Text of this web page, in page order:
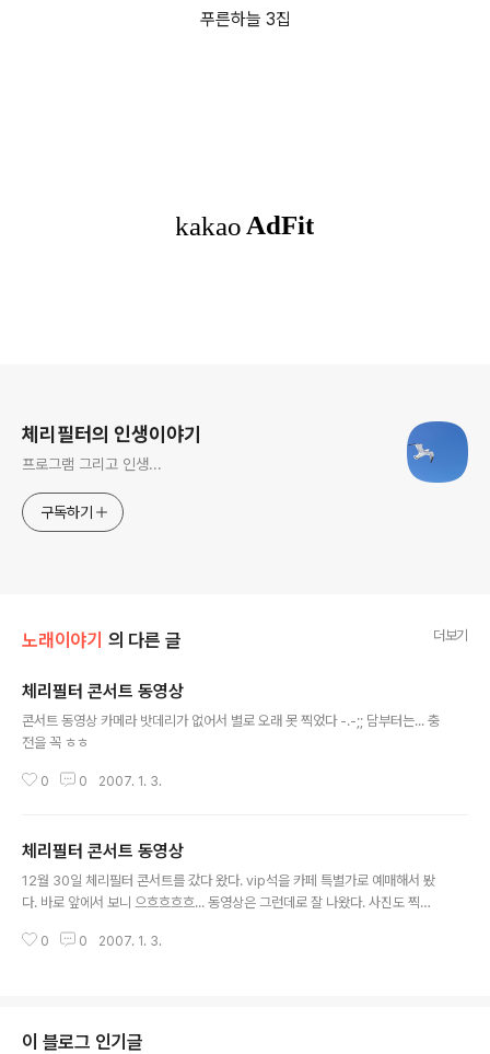
푸른하늘 3집
체리필터의 인생이야기
프로그램 그리고 인생...
구독하기
노래이야기 의 다른 글 더보기
체리필터 콘서트 동영상
콘서트 동영상 카메라 밧데리가 없어서 별로 오래 못 찍었다 -.-;; 담부터는... 충
전을 꼭 ㅎㅎ
0 0 2007. 1. 3.
체리필터 콘서트 동영상
12월 30일 체리필터 콘서트를 갔다 왔다. vip석을 카페 특별가로 예매해서 봤
다. 바로 앞에서 보니 으흐흐흐흐... 동영상은 그런데로 잘 나왔다. 사진도 찍었
0 0 2007. 1. 3.
이 블로그 인기글